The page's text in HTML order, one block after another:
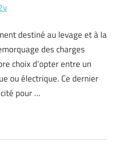
destiné au levage et à la
des charges
choix d’opter entre un
ou électrique. Ce dernier
pour …